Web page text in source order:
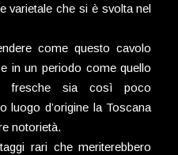
varietale che si è svolta nel
come questo cavolo
in un periodo come quello
fresche sia così poco
luogo d’origine la Toscana
notorietà.
rari che meriterebbero